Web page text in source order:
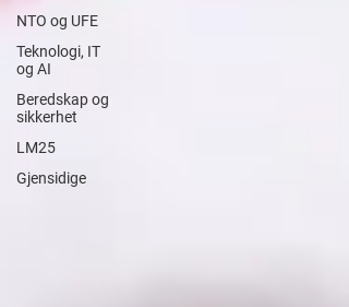
NTO og UFE
Teknologi, IT
og AI
Beredskap og
sikkerhet
LM25
Gjensidige